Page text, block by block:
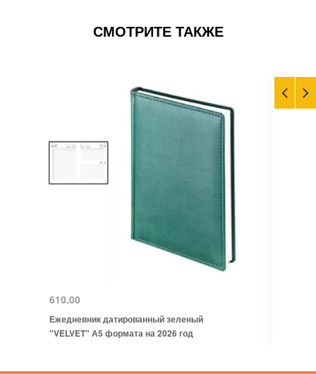
СМОТРИТЕ ТАКЖЕ
610.00
Ежедневник датированный зеленый
"VELVET" А5 формата на 2026 год